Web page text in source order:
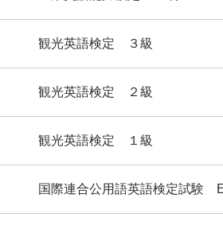
観光英語検定 ３級
観光英語検定 ２級
観光英語検定 １級
国際連合公用語英語検定試験